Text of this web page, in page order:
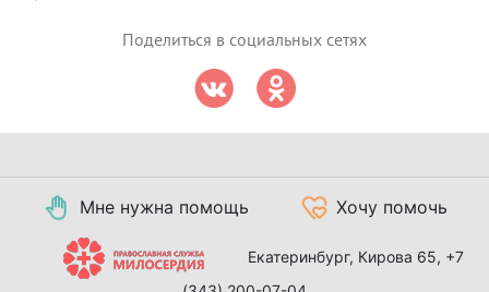
Поделиться в социальных сетях
Мне нужна помощь Хочу помочь
Екатеринбург, Кирова 65, +7